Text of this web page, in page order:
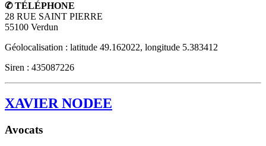
✆ TÉLÉPHONE
28 RUE SAINT PIERRE
55100 Verdun
Géolocalisation : latitude 49.162022, longitude 5.383412
Siren : 435087226
XAVIER NODEE
Avocats